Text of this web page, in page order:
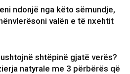
ndonjë nga këto sëmundje,
valën e të nxehtit
shtëpinë gjatë verës?
natyrale me 3 përbërës që